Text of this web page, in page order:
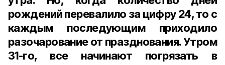
рождений перевалило за цифру 24, то с
каждым последующим приходило
разочарование от празднования. Утром
31-го, все начинают погрязать в